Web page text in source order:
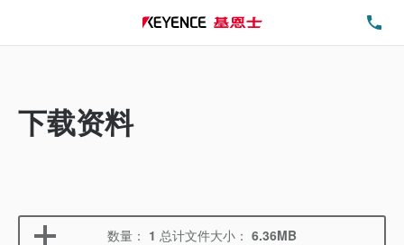
下载资料
数量： 1 总计文件大小： 6.36MB